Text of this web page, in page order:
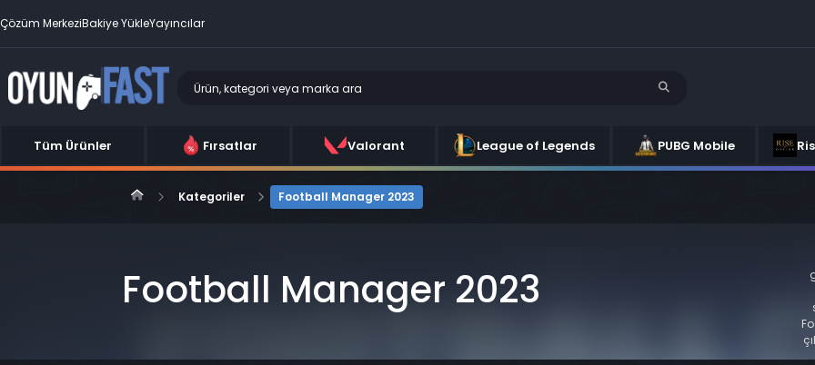
Çözüm MerkeziBakiye YükleYayıncılar
Tüm Ürünler Fırsatlar Valorant League of Legends PUBG Mobile
Kategoriler Football Manager 2023
Football Manager 2023